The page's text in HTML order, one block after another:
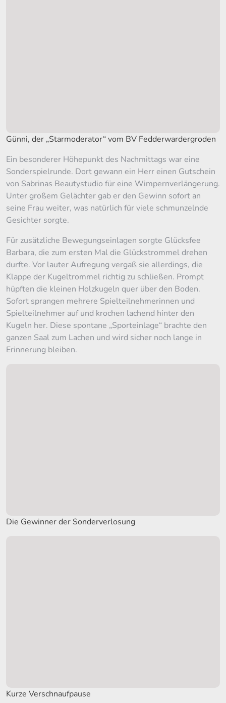
Günni, der „Starmoderator“ vom BV Fedderwardergroden
Ein besonderer Höhepunkt des Nachmittags war eine
Sonderspielrunde. Dort gewann ein Herr einen Gutschein
von Sabrinas Beautystudio für eine Wimpernverlängerung.
Unter großem Gelächter gab er den Gewinn sofort an
seine Frau weiter, was natürlich für viele schmunzelnde
Gesichter sorgte.
Für zusätzliche Bewegungseinlagen sorgte Glücksfee
Barbara, die zum ersten Mal die Glückstrommel drehen
durfte. Vor lauter Aufregung vergaß sie allerdings, die
Klappe der Kugeltrommel richtig zu schließen. Prompt
hüpften die kleinen Holzkugeln quer über den Boden.
Sofort sprangen mehrere Spielteilnehmerinnen und
Spielteilnehmer auf und krochen lachend hinter den
Kugeln her. Diese spontane „Sporteinlage“ brachte den
ganzen Saal zum Lachen und wird sicher noch lange in
Erinnerung bleiben.
Die Gewinner der Sonderverlosung
Kurze Verschnaufpause